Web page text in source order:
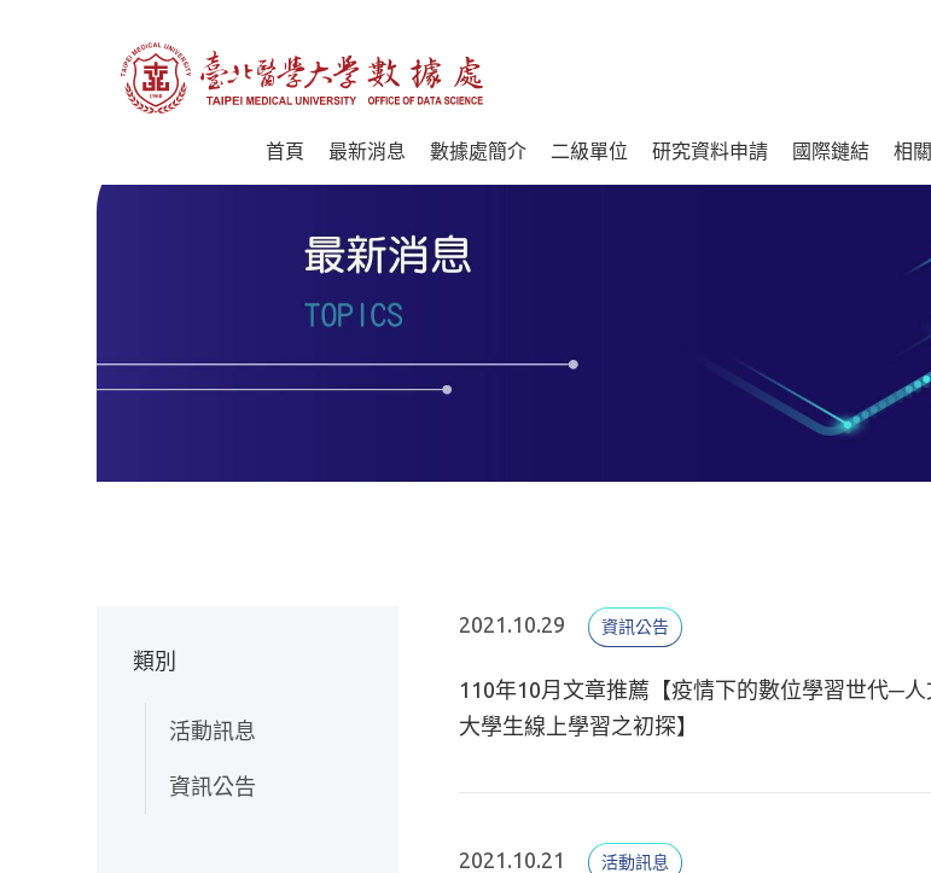
首頁 最新消息 數據處簡介 二級單位 研究資料申請 國際鏈結 相
類別
活動訊息
資訊公告
2021.10.29 資訊公告
110年10月文章推薦【疫情下的數位學習世代─
大學生線上學習之初探】
2021.10.21 活動訊息